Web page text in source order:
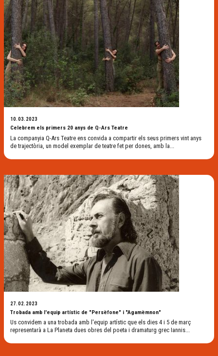
10.03.2023
Celebrem els primers 20 anys de Q-Ars Teatre
La companyia Q-Ars Teatre ens convida a compartir els seus primers vint anys
de trajectòria, un model exemplar de teatre fet per dones, amb la...
27.02.2023
Trobada amb l'equip artístic de "Persèfone" i "Agamèmnon"
Us convidem a una trobada amb l'equip artístic que els dies 4 i 5 de març
representarà a La Planeta dues obres del poeta i dramaturg grec Iannis...